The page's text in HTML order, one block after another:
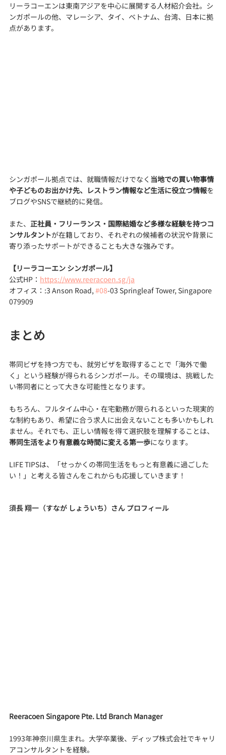
リーラコーエンは東南アジアを中心に展開する人材紹介会社。シ
ンガポールの他、マレーシア、タイ、ベトナム、台湾、日本に拠
点があります。
シンガポール拠点では、就職情報だけでなく 当地での買い物事情
や子どものお出かけ先、レストラン情報など生活に役立つ情報を
ブログやSNSで継続的に発信。
また、 正社員・フリーランス・国際結婚など多様な経験を持つコ
ンサルタントが在籍しており、それぞれの候補者の状況や背景に
寄り添ったサポートができることも大きな強みです。
【リーラコーエン シンガポール】
公式HP： https://www.reeracoen.sg/ja
オフィス：:3 Anson Road, #08-03 Springleaf Tower, Singapore
079909
まとめ
帯同ビザを持つ方でも、就労ビザを取得することで「海外で働
く」という経験が得られるシンガポール。その環境は、挑戦した
い帯同者にとって大きな可能性となります。
もちろん、フルタイム中心・在宅勤務が限られるといった現実的
な制約もあり、希望に合う求人に出会えないことも多いかもしれ
ません。それでも、正しい情報を得て選択肢を理解することは、
帯同生活をより有意義な時間に変える第一歩になります。
LIFE TIPSは、「せっかくの帯同生活をもっと有意義に過ごした
い！」と考える皆さんをこれからも応援していきます！
須長 翔一（すなが しょういち）さん プロフィール
Reeracoen Singapore Pte. Ltd Branch Manager
1993年神奈川県生まれ。大学卒業後、ディップ株式会社でキャリ
アコンサルタントを経験。